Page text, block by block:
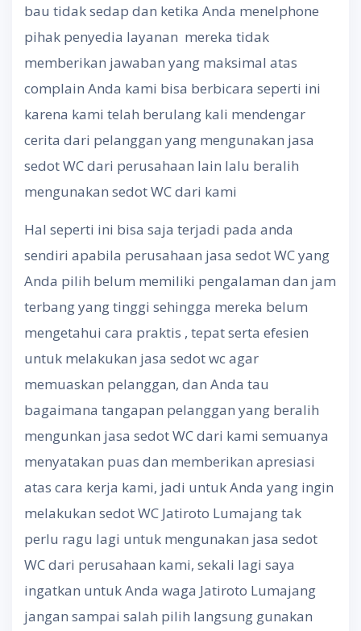
bau tidak sedap dan ketika Anda menelphone
pihak penyedia layanan mereka tidak
memberikan jawaban yang maksimal atas
complain Anda kami bisa berbicara seperti ini
karena kami telah berulang kali mendengar
cerita dari pelanggan yang mengunakan jasa
sedot WC dari perusahaan lain lalu beralih
mengunakan sedot WC dari kami
Hal seperti ini bisa saja terjadi pada anda
sendiri apabila perusahaan jasa sedot WC yang
Anda pilih belum memiliki pengalaman dan jam
terbang yang tinggi sehingga mereka belum
mengetahui cara praktis , tepat serta efesien
untuk melakukan jasa sedot wc agar
memuaskan pelanggan, dan Anda tau
bagaimana tangapan pelanggan yang beralih
mengunkan jasa sedot WC dari kami semuanya
menyatakan puas dan memberikan apresiasi
atas cara kerja kami, jadi untuk Anda yang ingin
melakukan sedot WC Jatiroto Lumajang tak
perlu ragu lagi untuk mengunakan jasa sedot
WC dari perusahaan kami, sekali lagi saya
ingatkan untuk Anda waga Jatiroto Lumajang
jangan sampai salah pilih langsung gunakan